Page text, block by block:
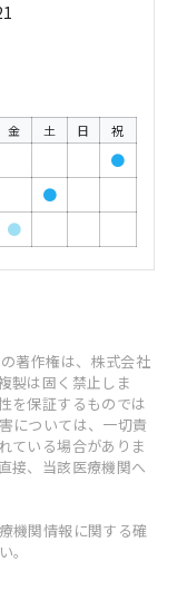
金 土 日 祝
●
●
●
著作権は、株式会社
製は固く禁止しま
を保証するものでは
については、一切責
ている場合がありま
接、当該医療機関へ
機関情報に関する確